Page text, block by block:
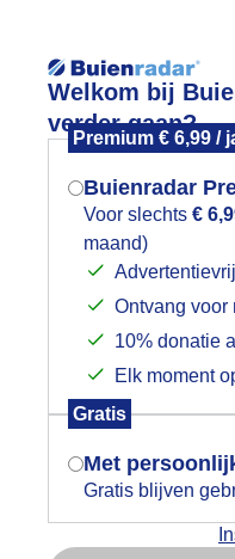
Welkom bij
verder gaan?
Premium € 6,99 /
Buienradar
Voor slechts €
maand)
Ontvang voor
10% donatie
Elk moment
Gratis
Met
Gratis blijven
Foto en video
Mogen we je
Indien je hier
gegeven,
je browser
Is